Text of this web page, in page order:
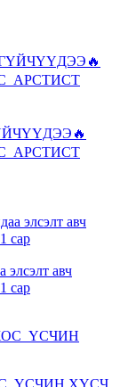
элсэлт авч
сар
ХҮСЧ